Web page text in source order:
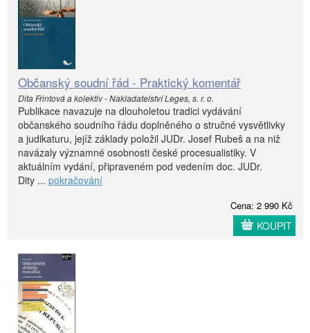
Občanský soudní řád - Praktický komentář
Dita Frintová a kolektiv - Nakladatelství Leges, s. r. o.
Publikace navazuje na dlouholetou tradici vydávání
občanského soudního řádu doplněného o stručné vysvětlivky
a judikaturu, jejíž základy položil JUDr. Josef Rubeš a na niž
navázaly významné osobnosti české procesualistiky. V
aktuálním vydání, připraveném pod vedením doc. JUDr.
Dity ... pokračování
Cena: 2 990 Kč
KOUPIT